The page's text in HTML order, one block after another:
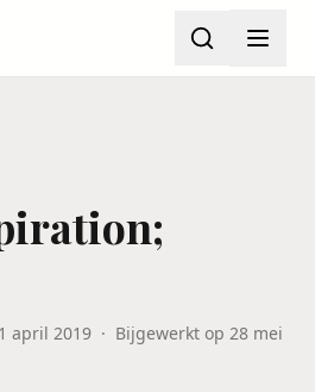
1 april 2019 · Bijgewerkt op 28 mei